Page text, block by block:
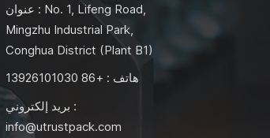
عنوان : No. 1, Lifeng Road,
Mingzhu Industrial Park,
Conghua District (Plant B1)
هاتف : +86 13926101030
بريد إلكتروني :
info@utrustpack.com